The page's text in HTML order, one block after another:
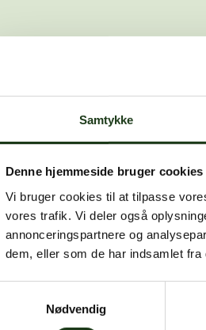
Samtykke
Denne hjemmeside bruger cookies
Vi bruger cookies til at tilpasse
vores trafik. Vi deler også
annonceringspartnere og
dem, eller som de har indsamlet fra
Nødvendig
Der opstod en